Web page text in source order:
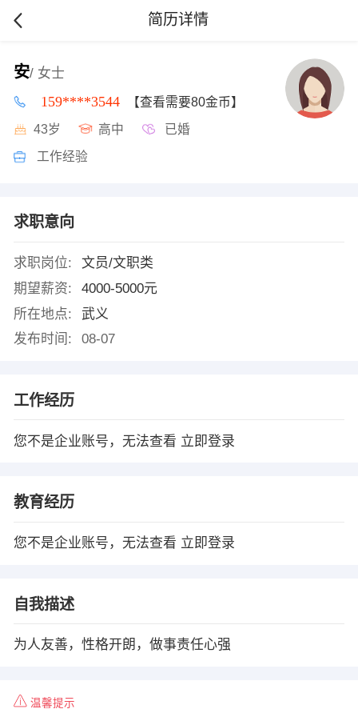
简历详情
安/ 女士
159****3544 【查看需要80金币】
43岁 高中 已婚
工作经验
求职意向
求职岗位:
文员/文职类
期望薪资:
4000-5000元
所在地点:
武义
发布时间:
08-07
工作经历
您不是企业账号，无法查看 立即登录
教育经历
您不是企业账号，无法查看 立即登录
自我描述
为人友善，性格开朗，做事责任心强
温馨提示